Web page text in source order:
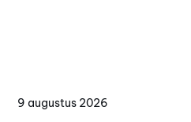
9 augustus 2026